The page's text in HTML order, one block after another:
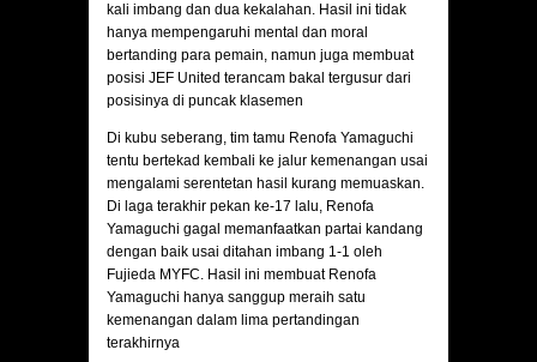
kali imbang dan dua kekalahan. Hasil ini tidak
hanya mempengaruhi mental dan moral
bertanding para pemain, namun juga membuat
posisi JEF United terancam bakal tergusur dari
posisinya di puncak klasemen
Di kubu seberang, tim tamu Renofa Yamaguchi
tentu bertekad kembali ke jalur kemenangan usai
mengalami serentetan hasil kurang memuaskan.
Di laga terakhir pekan ke-17 lalu, Renofa
Yamaguchi gagal memanfaatkan partai kandang
dengan baik usai ditahan imbang 1-1 oleh
Fujieda MYFC. Hasil ini membuat Renofa
Yamaguchi hanya sanggup meraih satu
kemenangan dalam lima pertandingan
terakhirnya